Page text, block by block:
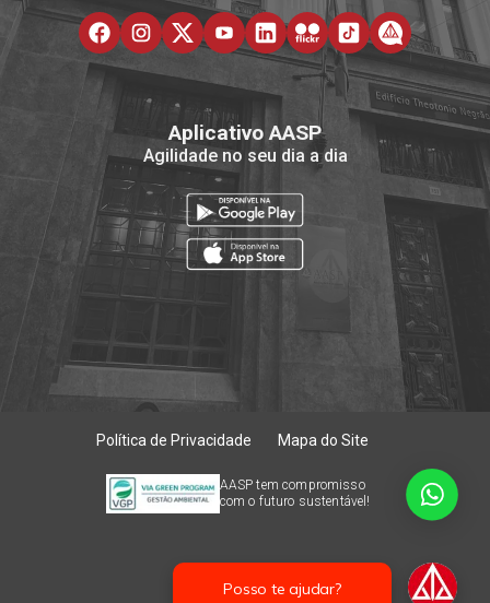
Aplicativo AASP
Agilidade no seu dia a dia
Política de Privacidade Mapa do Site
AASP tem compromisso
com o futuro sustentável!